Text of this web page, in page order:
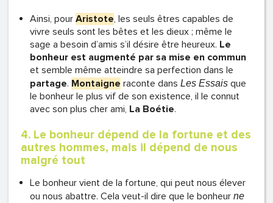
Ainsi, pour Aristote, les seuls êtres capables de
vivre seuls sont les bêtes et les dieux ; même le
sage a besoin d’amis s’il désire être heureux. Le
bonheur est augmenté par sa mise en commun
et semble même atteindre sa perfection dans le
partage. Montaigne raconte dans Les Essais que
le bonheur le plus vif de son existence, il le connut
avec son plus cher ami, La Boétie.
4. Le bonheur dépend de la fortune et des
autres hommes, mais il dépend de nous
malgré tout
Le bonheur vient de la fortune, qui peut nous élever
ou nous abattre. Cela veut-il dire que le bonheur ne